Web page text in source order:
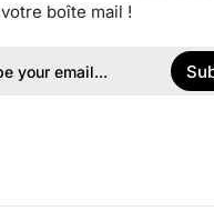
boîte mail !